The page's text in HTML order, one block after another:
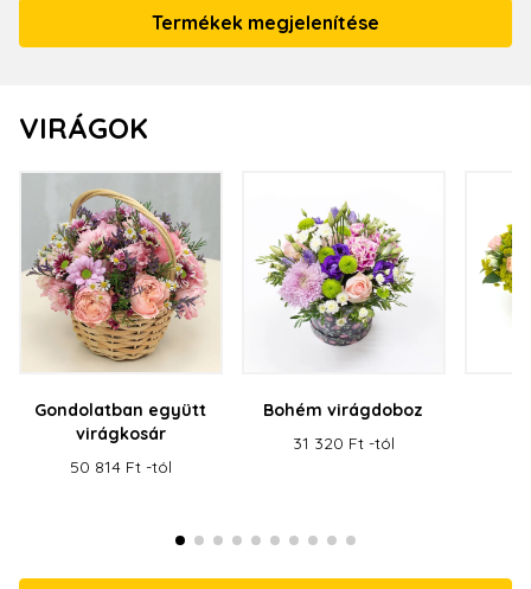
VIRÁGOK
Gondolatban együtt
virágkosár
50 814 Ft -tól
Bohém virágdoboz
31 320 Ft -tól